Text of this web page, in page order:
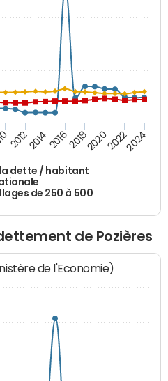
dette / habitant
de 250 à 500
2012201420162018202020222024
de Pozières
de l'Economie)